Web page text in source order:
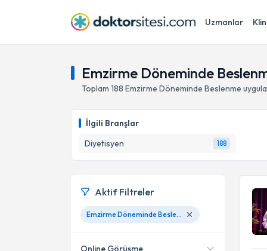
Uzmanlar
Emzirme Döneminde
Toplam 188 Emzirme Döneminde Beslenme
İlgili Branşlar
Diyetisyen
188
Aktif Filtreler
Emzirme Döneminde Beslenme
Online Görüşme